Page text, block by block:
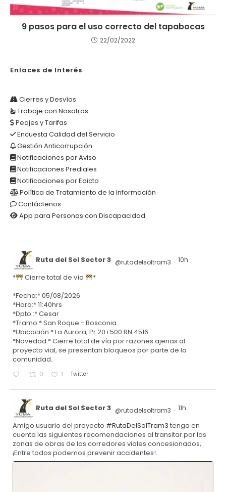
9 pasos para el uso correcto del tapabocas
22/02/2022
Enlaces de Interés
Cierres y Desvíos
Trabaje con Nosotros
Peajes y Tarifas
Encuesta Calidad del Servicio
Gestión Anticorrupción
Notificaciones por Aviso
Notificaciones Prediales
Notificaciones por Edicto
Política de Tratamiento de la Información
Contáctenos
App para Personas con Discapacidad
Ruta del Sol Sector 3 @rutadelsoltram3 · 10h
* Cierre total de vía
*
*Fecha:* 05/08/2026
*Hora:* 11:40hrs
*Dpto.:* Cesar
*Tramo:* San Roque - Bosconia.
*Ubicación:* La Aurora, Pr 20+500 RN 4516
*Novedad:* Cierre total de vía por razones ajenas al
proyecto vial, se presentan bloqueos por parte de la
comunidad.
0 1 Twitter
Ruta del Sol Sector 3 @rutadelsoltram3 · 11h
Amigo usuario del proyecto #RutaDelSolTram3 tenga en
cuenta las siguientes recomendaciones al transitar por las
zonas de obras de los corredores viales concesionados,
¡Entre todos podemos prevenir accidentes!.